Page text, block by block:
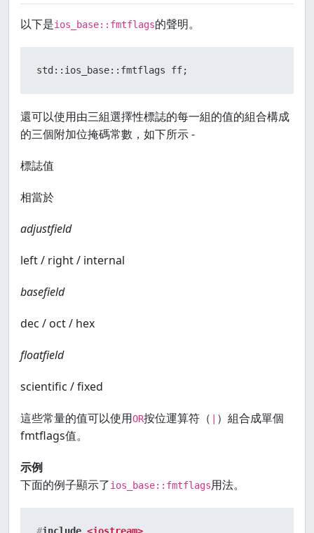
以下是ios_base::fmtflags的聲明。
std::ios_base::fmtflags ff;
還可以使用由三組選擇性標誌的每一組的值的組合構成
的三個附加位掩碼常數，如下所示 -
標誌值
相當於
adjustfield
left / right / internal
basefield
dec / oct / hex
floatfield
scientific / fixed
這些常量的值可以使用OR按位運算符（ ）組合成單個
fmtflags值。
示例
下面的例子顯示了ios_base::fmtflags用法。